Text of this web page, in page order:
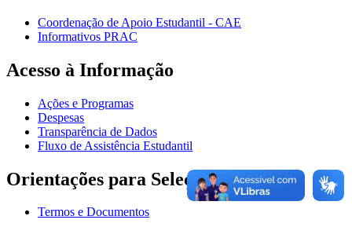
Coordenação de Apoio Estudantil - CAE
Informativos PRAC
Acesso à Informação
Ações e Programas
Despesas
Transparência de Dados
Fluxo de Assistência Estudantil
Orientações para Seleção
Termos e Documentos